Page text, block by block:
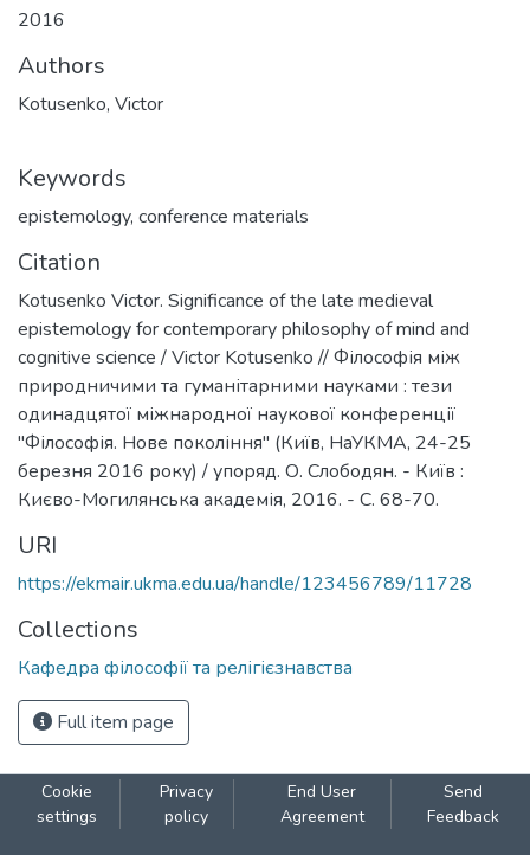
2016
Authors
Kotusenko, Victor
Keywords
epistemology, conference materials
Citation
Kotusenko Victor. Significance of the late medieval
epistemology for contemporary philosophy of mind and
cognitive science / Victor Kotusenko // Філософія між
природничими та гуманітарними науками : тези
одинадцятої міжнародної наукової конференції
"Філософія. Нове покоління" (Київ, НаУКМА, 24-25
березня 2016 року) / упоряд. О. Слободян. - Київ :
Києво-Могилянська академія, 2016. - С. 68-70.
URI
https://ekmair.ukma.edu.ua/handle/123456789/11728
Collections
Кафедра філософії та релігієзнавства
Full item page
Cookie
settings
Privacy
policy
End User
Agreement
Send
Feedback